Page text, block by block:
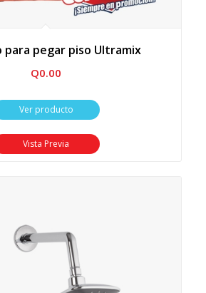
para pegar piso Ultramix
Q0.00
Ver producto
Vista Previa